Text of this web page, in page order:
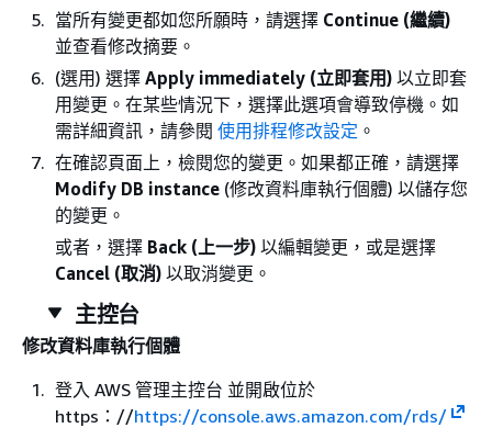
當所有變更都如您所願時，請選擇 Continue (繼續)
並查看修改摘要。
(選用) 選擇 Apply immediately (立即套用) 以立即套
用變更。在某些情況下，選擇此選項會導致停機。如
需詳細資訊，請參閱 使用排程修改設定 。
在確認頁面上，檢閱您的變更。如果都正確，請選擇
Modify DB instance (修改資料庫執行個體) 以儲存您
的變更。
或者，選擇 Back (上一步) 以編輯變更，或是選擇
Cancel (取消) 以取消變更。
主控台
修改資料庫執行個體
登入 AWS 管理主控台 並開啟位於
https：//https://console.aws.amazon.com/rds/